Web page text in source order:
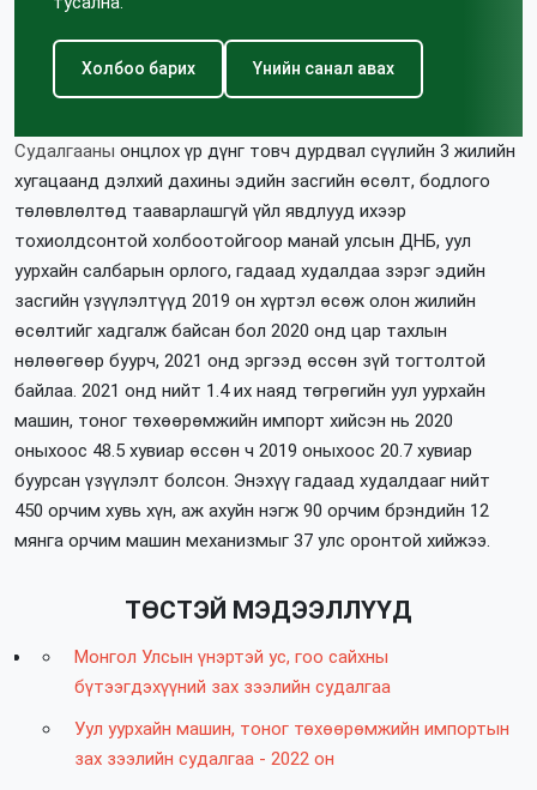
Холбоо барих Үнийн санал авах
Судалгааны онцлох үр дүнг товч дурдвал сүүлийн 3 жилийн
хугацаанд дэлхий дахины эдийн засгийн өсөлт, бодлого
төлөвлөлтөд тааварлашгүй үйл явдлууд ихээр
тохиолдсонтой холбоотойгоор манай улсын ДНБ, уул
уурхайн салбарын орлого, гадаад худалдаа зэрэг эдийн
засгийн үзүүлэлтүүд 2019 он хүртэл өсөж олон жилийн
өсөлтийг хадгалж байсан бол 2020 онд цар тахлын
нөлөөгөөр буурч, 2021 онд эргээд өссөн зүй тогтолтой
байлаа. 2021 онд нийт 1.4 их наяд төгрөгийн уул уурхайн
машин, тоног төхөөрөмжийн импорт хийсэн нь 2020
оныхоос 48.5 хувиар өссөн ч 2019 оныхоос 20.7 хувиар
буурсан үзүүлэлт болсон. Энэхүү гадаад худалдааг нийт
450 орчим хувь хүн, аж ахуйн нэгж 90 орчим брэндийн 12
мянга орчим машин механизмыг 37 улс оронтой хийжээ.
ТӨСТЭЙ МЭДЭЭЛЛҮҮД
Монгол Улсын үнэртэй ус, гоо сайхны
бүтээгдэхүүний зах зээлийн судалгаа
Уул уурхайн машин, тоног төхөөрөмжийн импортын
зах зээлийн судалгаа - 2022 он